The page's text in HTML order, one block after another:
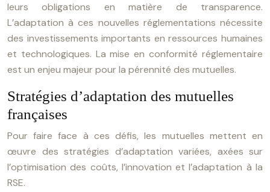
leurs obligations en matière de transparence.
L’adaptation à ces nouvelles réglementations nécessite
des investissements importants en ressources humaines
et technologiques. La mise en conformité réglementaire
est un enjeu majeur pour la pérennité des mutuelles.
Stratégies d’adaptation des mutuelles
françaises
Pour faire face à ces défis, les mutuelles mettent en
œuvre des stratégies d’adaptation variées, axées sur
l’optimisation des coûts, l’innovation et l’adaptation à la
RSE.